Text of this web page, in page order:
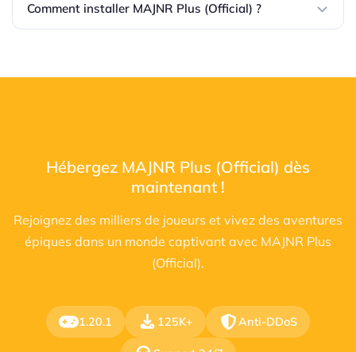
Comment installer MAJNR Plus (Official) ?
Hébergez MAJNR Plus (Official) dès
maintenant !
Rejoignez des milliers de joueurs et vivez des aventures
épiques dans un monde captivant avec MAJNR Plus
(Official).
1.20.1 125K+ Anti-DDoS